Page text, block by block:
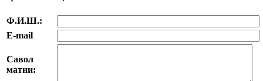
Ф.И.Ш.:
E-mail
Савол
матни: